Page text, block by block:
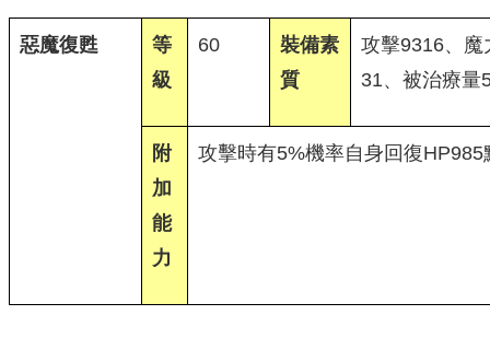
惡魔復甦
等
級
60
裝備素
質
攻擊9316、魔
31、被治療量
附
加
能
力
攻擊時有5%機率自身回復HP985